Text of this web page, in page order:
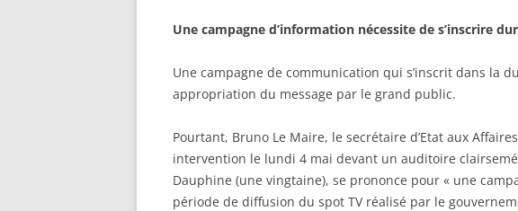
Une campagne d’information nécessite de s’inscrire
Une campagne de communication qui s’inscrit dans la
appropriation du message par le grand public.
Pourtant, Bruno Le Maire, le secrétaire d’Etat aux
intervention le lundi 4 mai devant un auditoire clairsemé
Dauphine (une vingtaine), se prononce pour « une
période de diffusion du spot TV réalisé par le